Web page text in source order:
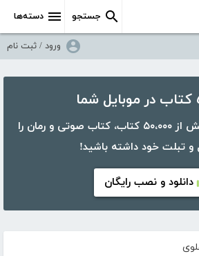
دسته‌ها جستجو
ورود / ثبت نام
با اپلیکیشن کتابراه، بیش از ۵۰،۰۰۰ کتاب، کتاب صوتی و رمان را
و تبلت خود داشته باشید!
دانلود و نصب رایگان